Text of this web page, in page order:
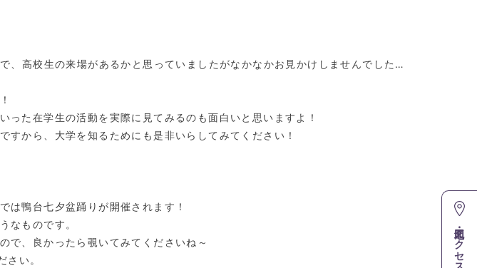
、高校生の来場があるかと思っていましたがなかなかお見かけしませんでした…
った在学生の活動を実際に見てみるのも面白いと思いますよ！
すから、大学を知るためにも是非いらしてみてください！
は鴨台七夕盆踊りが開催されます！
なものです。
で、良かったら覗いてみてくださいね～
さい。
地図・アクセス